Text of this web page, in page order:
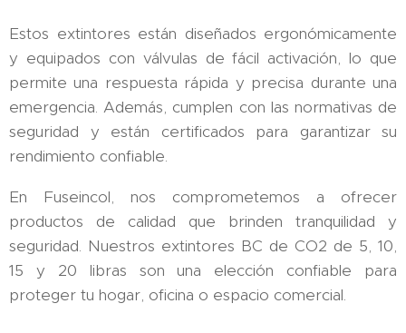
Estos extintores están diseñados ergonómicamente
y equipados con válvulas de fácil activación, lo que
permite una respuesta rápida y precisa durante una
emergencia. Además, cumplen con las normativas de
seguridad y están certificados para garantizar su
rendimiento confiable.
En Fuseincol, nos comprometemos a ofrecer
productos de calidad que brinden tranquilidad y
seguridad. Nuestros extintores BC de CO2 de 5, 10,
15 y 20 libras son una elección confiable para
proteger tu hogar, oficina o espacio comercial.